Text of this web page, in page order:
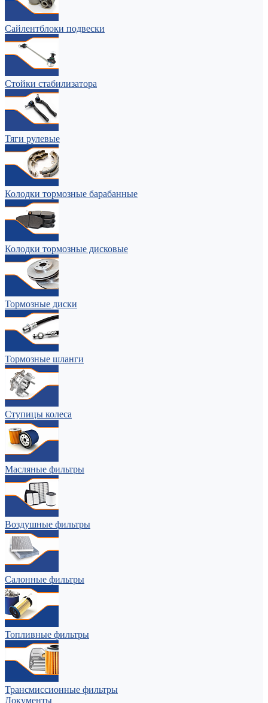
Сайлентблоки подвески
Стойки стабилизатора
Тяги рулевые
Колодки тормозные барабанные
Колодки тормозные дисковые
Тормозные диски
Тормозные шланги
Ступицы колеса
Масляные фильтры
Воздушные фильтры
Салонные фильтры
Топливные фильтры
Трансмиссионные фильтры
Документы